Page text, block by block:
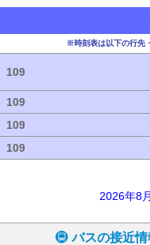
※時刻表は以下の行先
109
109
109
109
2026年8
バスの接近情